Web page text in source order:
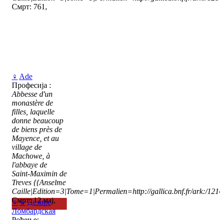
Смрт: 761,
♀ Ade
Професија :
Abbesse d'un
monastère de
filles, laquelle
donne beaucoup
de biens près de
Mayence, et au
village de
Machowe, à
l'abbaye de
Saint-Maximin de
Treves {{Anselme
Caille|Edition=3|Tome=1|Permalien=http://gallica.bnf.fr/ark:/
Смрт: 12 мај,
♀ w Дезире
Ломбардская